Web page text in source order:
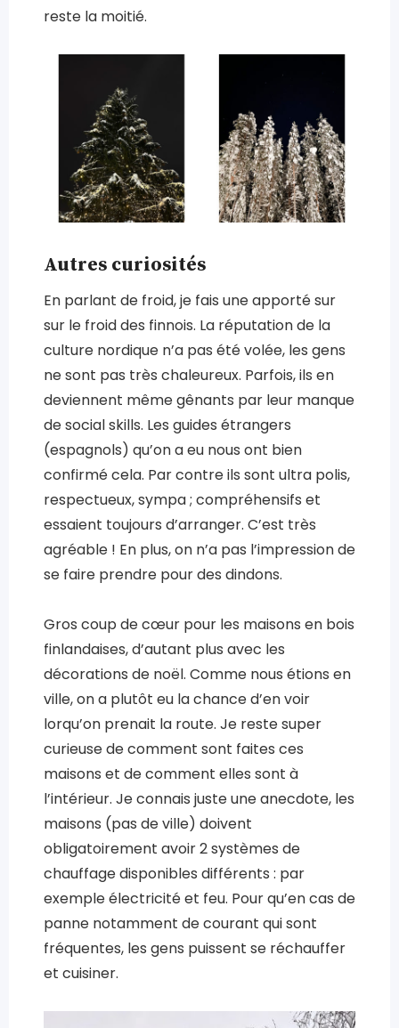
reste la moitié.
Autres curiosités
En parlant de froid, je fais une apporté sur
sur le froid des finnois. La réputation de la
culture nordique n’a pas été volée, les gens
ne sont pas très chaleureux. Parfois, ils en
deviennent même gênants par leur manque
de social skills. Les guides étrangers
(espagnols) qu’on a eu nous ont bien
confirmé cela. Par contre ils sont ultra polis,
respectueux, sympa ; compréhensifs et
essaient toujours d’arranger. C’est très
agréable ! En plus, on n’a pas l’impression de
se faire prendre pour des dindons.
Gros coup de cœur pour les maisons en bois
finlandaises, d’autant plus avec les
décorations de noël. Comme nous étions en
ville, on a plutôt eu la chance d’en voir
lorqu’on prenait la route. Je reste super
curieuse de comment sont faites ces
maisons et de comment elles sont à
l’intérieur. Je connais juste une anecdote, les
maisons (pas de ville) doivent
obligatoirement avoir 2 systèmes de
chauffage disponibles différents : par
exemple électricité et feu. Pour qu’en cas de
panne notamment de courant qui sont
fréquentes, les gens puissent se réchauffer
et cuisiner.